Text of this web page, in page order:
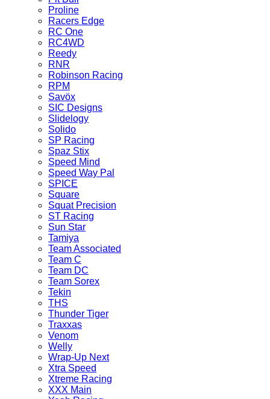
Proline
Racers Edge
RC One
RC4WD
Reedy
RNR
Robinson Racing
RPM
Savöx
SIC Designs
Slidelogy
Solido
SP Racing
Spaz Stix
Speed Mind
Speed Way Pal
SPICE
Square
Squat Precision
ST Racing
Sun Star
Tamiya
Team Associated
Team C
Team DC
Team Sorex
Tekin
THS
Thunder Tiger
Traxxas
Venom
Welly
Wrap-Up Next
Xtra Speed
Xtreme Racing
XXX Main